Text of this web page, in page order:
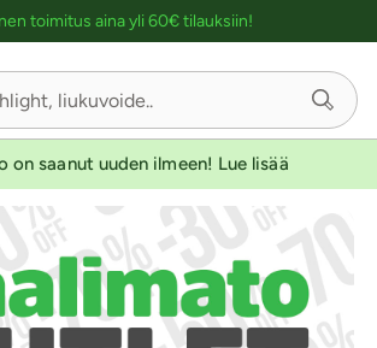
toimitus aina yli 60€ tilauksiin!
on saanut uuden ilmeen! Lue lisää